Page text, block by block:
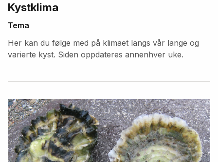
Kystklima
Tema
Her kan du følge med på klimaet langs vår lange og
varierte kyst. Siden oppdateres annenhver uke.